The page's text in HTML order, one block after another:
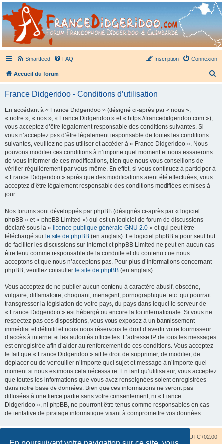
France Didgeridoo
Didgeridoo et Guimbarde sur France Didgeridoo - retrouvez la communauté.
Smartfeed FAQ Connexion
Inscription
Accueil du forum
France Didgeridoo - Conditions d’utilisation
En accédant à « France Didgeridoo » (désigné ci-après par « nous »,
« notre », « nos », « France Didgeridoo » et « https://francedidgeridoo.com »),
vous acceptez d’être légalement responsable des conditions suivantes. Si
vous n’acceptez pas d’être légalement responsable de toutes les conditions
suivantes, veuillez ne pas utiliser et accéder à « France Didgeridoo ». Nous
pouvons modifier ces conditions à n’importe quel moment et nous essaierons
de vous informer de ces modifications, bien que nous vous conseillons de
vérifier régulièrement par vous-même. En effet, si vous continuez à participer à
« France Didgeridoo » après que des modifications aient été effectuées, vous
acceptez d’être légalement responsable des conditions modifiées et mises à
jour.
Nos forums sont développés par phpBB (désignés ci-après par « logiciel
phpBB » et « phpBB Limited ») qui est un logiciel de forum de discussions
déclaré sous la « licence publique générale GNU 2.0 » et qui peut être
téléchargé sur le site de phpBB (en anglais). Le logiciel phpBB a pour seul but
de faciliter les discussions sur internet et phpBB Limited ne peut en aucun cas
être tenu comme responsable de la conduite et du contenu que nous
acceptons et que nous n’acceptons pas. Pour plus d’informations concernant
phpBB, veuillez consulter le site de phpBB (en anglais).
Vous acceptez de ne publier aucun contenu à caractère abusif, obscène,
vulgaire, diffamatoire, choquant, menaçant, pornographique, etc. qui pourrait
transgresser la législation de votre pays, du pays dans lequel le serveur de
« France Didgeridoo » est hébergé ou encore la loi internationale. Si vous ne
respectez pas ces dispositions, vous vous exposez à un bannissement
immédiat et définitif et nous nous réservons le droit d’avertir votre fournisseur
d’accès à internet et les autorités officielles. L’adresse IP de tous les messages
est enregistrée afin d’aider au renforcement de ces conditions. Vous acceptez
le fait que « France Didgeridoo » ait le droit de supprimer, de modifier, de
déplacer ou de verrouiller n’importe quel sujet et message à n’importe quel
moment si nous estimons cela nécessaire. En tant qu’utilisateur, vous acceptez
que toutes les informations que vous avez renseignées soient enregistrées
dans notre base de données. Bien que ces informations ne seront pas
diffusées à une tierce partie sans votre consentement, ni « France
Didgeridoo », ni phpBB, ne pourront être tenus comme responsables en cas
de tentative de piratage informatique visant à compromettre vos données.
UTC+02:00